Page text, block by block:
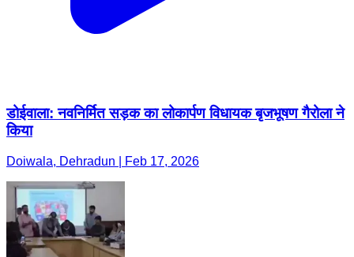
डोईवाला: नवनिर्मित सड़क का लोकार्पण विधायक बृजभूषण गैरोला ने
किया
Doiwala, Dehradun | Feb 17, 2026